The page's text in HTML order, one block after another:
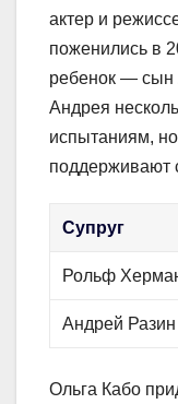
актер и
поженились в
ребенок — сын
Андрея
испытаниям,
поддерживают
Супруг
Рольф
Андрей Разин
Ольга Кабо